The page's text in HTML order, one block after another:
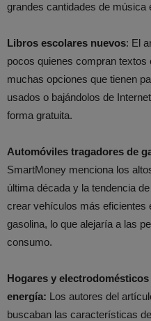
grandes cantidades de música
Libros escolares nuevos: El
pocos quienes compran
muchas opciones que tienen
usados o bajándolos de
forma gratuita.
Automóviles tragadores de
SmartMoney menciona los
última década y la tendencia
crear vehículos más eficientes
gasolina, lo que alejaría a las
consumo.
Hogares y
energía: Los autores del
buscaban las características